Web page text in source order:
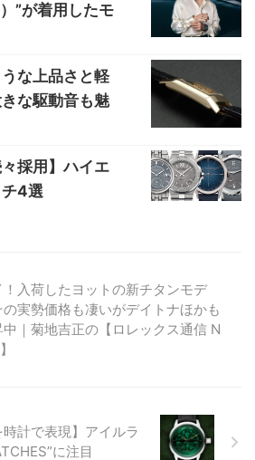
”が着用したモ
うな上品さと軽
な駆動音も魅
々採用】ハイエ
チ4選
！入荷したヨットの新チタンモデ
の実勢価格も凄いがデイトナほかも
｜菊地吉正の【ロレックス通信 N
時計で表現】アイルラ
に注目